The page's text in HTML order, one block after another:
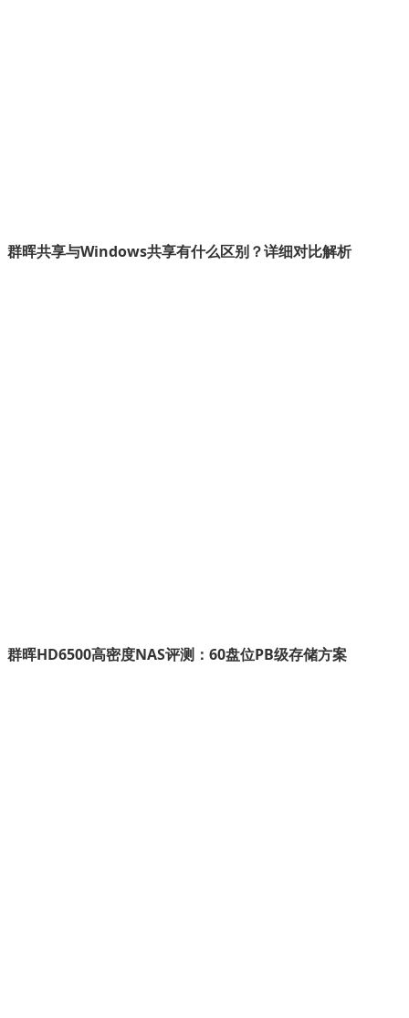
群晖共享与Windows共享有什么区别？详细对比解析
群晖HD6500高密度NAS评测：60盘位PB级存储方案